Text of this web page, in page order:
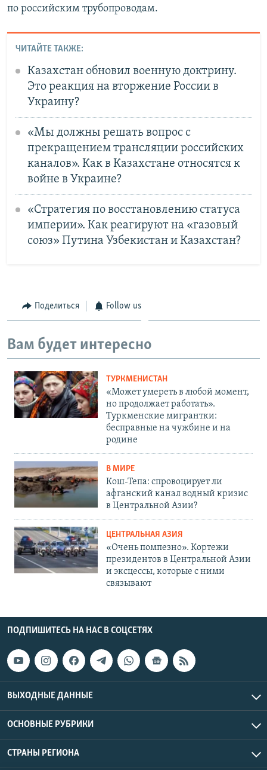
по российским трубопроводам.
ЧИТАЙТЕ ТАКЖЕ:
Казахстан обновил военную доктрину.
Это реакция на вторжение России в
Украину?
«Мы должны решать вопрос с
прекращением трансляции российских
каналов». Как в Казахстане относятся к
войне в Украине?
«Стратегия по восстановлению статуса
империи». Как реагируют на «газовый
союз» Путина Узбекистан и Казахстан?
Поделиться Follow us
Вам будет интересно
ТУРКМЕНИСТАН
«Может умереть в любой момент,
но продолжает работать».
Туркменские мигрантки:
бесправные на чужбине и на
родине
В МИРЕ
Кош-Тепа: спровоцирует ли
афганский канал водный кризис
в Центральной Азии?
ЦЕНТРАЛЬНАЯ АЗИЯ
«Очень помпезно». Кортежи
президентов в Центральной Азии
и эксцессы, которые с ними
связывают
ПОДПИШИТЕСЬ НА НАС В СОЦСЕТЯХ
ВЫХОДНЫЕ ДАННЫЕ
ОСНОВНЫЕ РУБРИКИ
СТРАНЫ РЕГИОНА